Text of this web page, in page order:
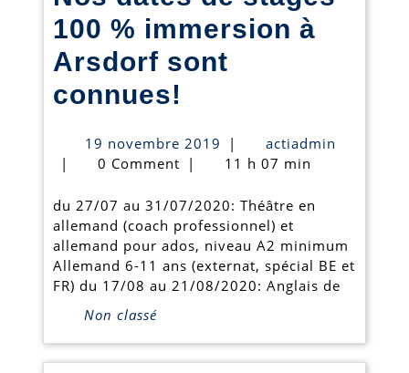
100 % immersion à
Arsdorf sont
connues!
de
stages
100
%
immersion
Arsdorf
19 novembre 2019 19
novembre
| actiadmin
|
0 Comment | 11 h 07 min
du 27/07 au 31/07/2020: Théâtre en
allemand (coach professionnel) et
allemand pour ados, niveau A2 minimum
Allemand 6-11 ans (externat, spécial BE et
FR) du 17/08 au 21/08/2020: Anglais de
Non classé